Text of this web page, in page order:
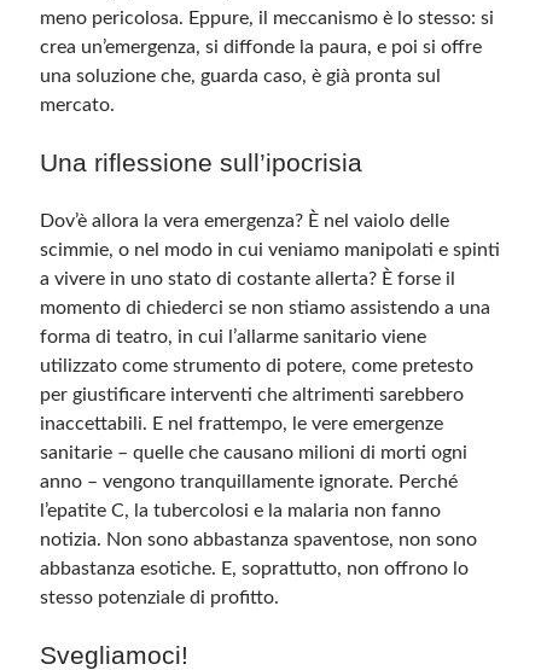
meno pericolosa. Eppure, il meccanismo è lo stesso: si
crea un’emergenza, si diffonde la paura, e poi si offre
una soluzione che, guarda caso, è già pronta sul
mercato.
Una riflessione sull’ipocrisia
Dov’è allora la vera emergenza? È nel vaiolo delle
scimmie, o nel modo in cui veniamo manipolati e spinti
a vivere in uno stato di costante allerta? È forse il
momento di chiederci se non stiamo assistendo a una
forma di teatro, in cui l’allarme sanitario viene
utilizzato come strumento di potere, come pretesto
per giustificare interventi che altrimenti sarebbero
inaccettabili. E nel frattempo, le vere emergenze
sanitarie – quelle che causano milioni di morti ogni
anno – vengono tranquillamente ignorate. Perché
l’epatite C, la tubercolosi e la malaria non fanno
notizia. Non sono abbastanza spaventose, non sono
abbastanza esotiche. E, soprattutto, non offrono lo
stesso potenziale di profitto.
Svegliamoci!